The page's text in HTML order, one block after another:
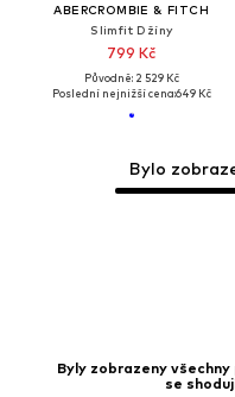
ABERCROMBIE & FITCH
Slimfit Džíny
799 Kč
Původně: 2 529 Kč
Poslední nejnižší cena:649 Kč
Bylo
Byly zobrazeny
se